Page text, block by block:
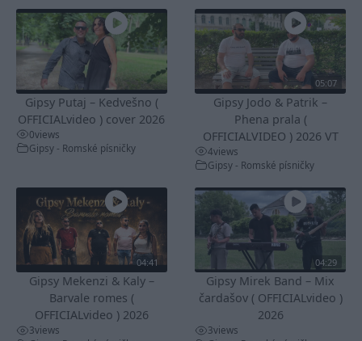
Gipsy Putaj – Kedvešno (
OFFICIALvideo ) cover 2026
0views
Gipsy - Romské písničky
05:07
Gipsy Jodo & Patrik –
Phena prala (
OFFICIALVIDEO ) 2026 VT
4views
Gipsy - Romské písničky
04:41
Gipsy Mekenzi & Kaly –
Barvale romes (
OFFICIALvideo ) 2026
3views
04:29
Gipsy Mirek Band – Mix
čardašov ( OFFICIALvideo )
2026
3views